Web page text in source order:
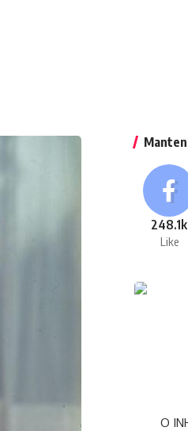
248.1k
Like
O